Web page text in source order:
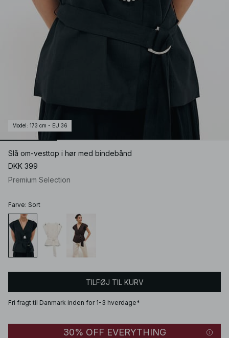
Model : 173 cm - EU 36
Slå om-vesttop i hør med bindebånd
DKK 399
Premium Selection
Farve: Sort
TILFØJ TIL KURV
Fri fragt til Danmark inden for 1-3 hverdage*
30% OFF EVERYTHING